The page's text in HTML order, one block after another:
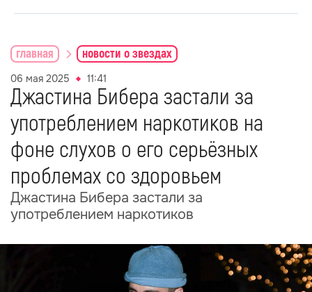
главная новости о звездах
06 мая 2025 11:41
Джастина Бибера застали за
употреблением наркотиков на
фоне слухов о его серьёзных
проблемах со здоровьем
Джастина Бибера застали за
употреблением наркотиков